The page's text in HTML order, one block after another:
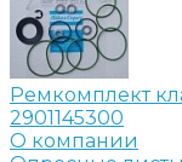
Ремкомплект
2901145300
О компании